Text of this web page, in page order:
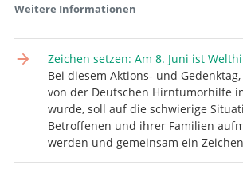
Weitere Informationen
Zeichen setzen: Am 8. Juni ist
Bei diesem Aktions- und
von der Deutschen Hirntumorhilfe
wurde, soll auf die schwierige
Betroffenen und ihrer Familien
werden und gemeinsam ein